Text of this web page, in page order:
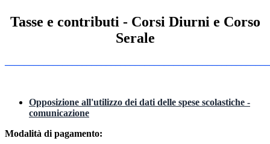
Tasse e contributi - Corsi Diurni e Corso
Serale
Opposizione all'utilizzo dei dati delle spese scolastiche -
comunicazione
Modalità di pagamento: